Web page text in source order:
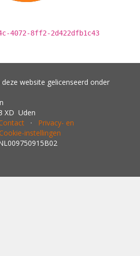
4072-8ff2-2d422dfb1c43
website gelicenseerd onder
XD Uden
· Privacy- en
Cookie-instellingen